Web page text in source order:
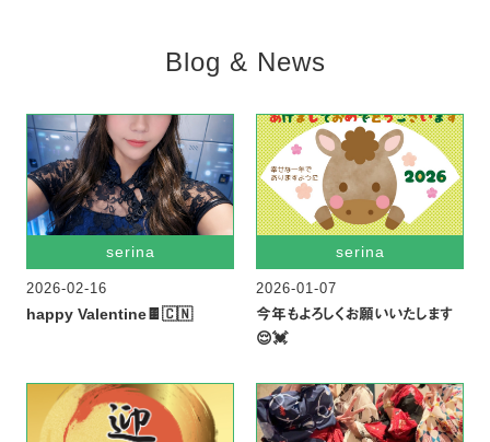
Blog & News
serina
2026-02-16
happy Valentine🍫🇨🇳
serina
2026-01-07
今年もよろしくお願いいたします
😌💓